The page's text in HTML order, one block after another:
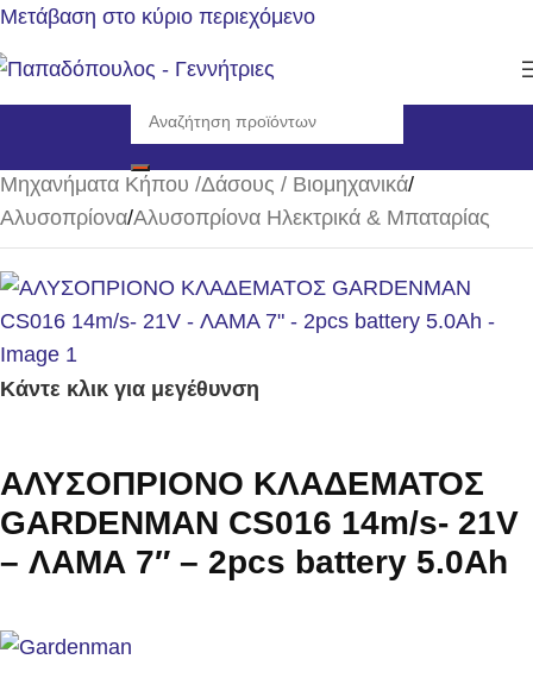
Μετάβαση στο κύριο περιεχόμενο
Αρχική σελίδα/
Μηχανήματα Κήπου /Δάσους / Βιομηχανικά/
Αλυσοπρίονα/Αλυσοπρίονα Ηλεκτρικά & Μπαταρίας
Κάντε κλικ για μεγέθυνση
ΑΛΥΣΟΠΡΙΟΝΟ ΚΛΑΔΕΜΑΤΟΣ
GARDENMAN CS016 14m/s- 21V
– ΛΑΜΑ 7″ – 2pcs battery 5.0Ah